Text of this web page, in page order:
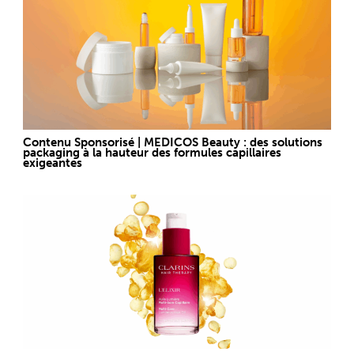
Contenu Sponsorisé | MEDICOS Beauty : des solutions
packaging à la hauteur des formules capillaires
exigeantes